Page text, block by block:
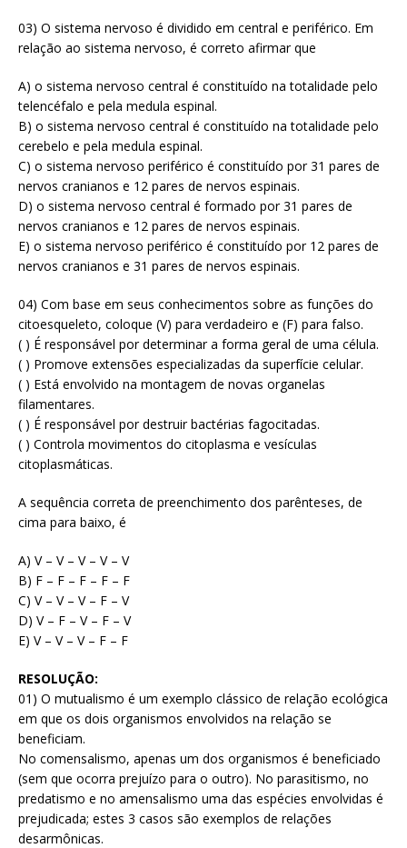
03) O sistema nervoso é dividido em central e periférico. Em
relação ao sistema nervoso, é correto afirmar que
A) o sistema nervoso central é constituído na totalidade pelo
telencéfalo e pela medula espinal.
B) o sistema nervoso central é constituído na totalidade pelo
cerebelo e pela medula espinal.
C) o sistema nervoso periférico é constituído por 31 pares de
nervos cranianos e 12 pares de nervos espinais.
D) o sistema nervoso central é formado por 31 pares de
nervos cranianos e 12 pares de nervos espinais.
E) o sistema nervoso periférico é constituído por 12 pares de
nervos cranianos e 31 pares de nervos espinais.
04) Com base em seus conhecimentos sobre as funções do
citoesqueleto, coloque (V) para verdadeiro e (F) para falso.
( ) É responsável por determinar a forma geral de uma célula.
( ) Promove extensões especializadas da superfície celular.
( ) Está envolvido na montagem de novas organelas
filamentares.
( ) É responsável por destruir bactérias fagocitadas.
( ) Controla movimentos do citoplasma e vesículas
citoplasmáticas.
A sequência correta de preenchimento dos parênteses, de
cima para baixo, é
A) V – V – V – V – V
B) F – F – F – F – F
C) V – V – V – F – V
D) V – F – V – F – V
E) V – V – V – F – F
RESOLUÇÃO:
01) O mutualismo é um exemplo clássico de relação ecológica
em que os dois organismos envolvidos na relação se
beneficiam.
No comensalismo, apenas um dos organismos é beneficiado
(sem que ocorra prejuízo para o outro). No parasitismo, no
predatismo e no amensalismo uma das espécies envolvidas é
prejudicada; estes 3 casos são exemplos de relações
desarmônicas.